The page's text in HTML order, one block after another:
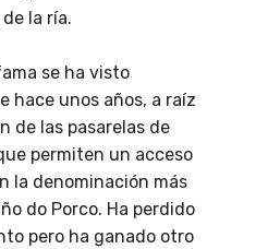
la ría.
se ha visto
hace unos años, a raíz
de las pasarelas de
permiten un acceso
la denominación más
do Porco. Ha perdido
pero ha ganado otro